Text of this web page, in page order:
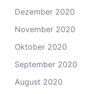
Dezember 2020
November 2020
Oktober 2020
September 2020
August 2020